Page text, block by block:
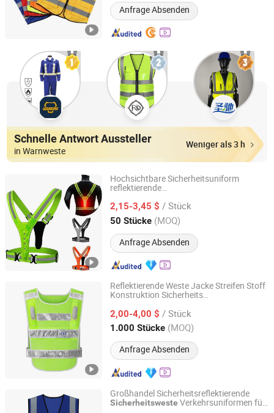
Anfrage Absenden
Schnelle Antwort Aussteller
in Warnweste
Weniger als 3 h
Hochsichtbare Sicherheitsuniform
reflektierende
Weste
2,15-3,45 $ / Stück
50 Stücke (MOQ)
Anfrage Absenden
Xiamen Situ Crafts Co., Ltd.
Fujian, China Seit 2026
Reflektierende Weste Jacke Streifen Stoff
Konstruktion Sicherheits
Arbeits reflektierende Kleidung
2,00-4,00 $ / Stück
1.000 Stücke (MOQ)
Anfrage Absenden
Shandong Safebuild Traffic Facilities Co., Ltd.
Shandong, China Seit 2021
Großhandel Sicherheitsreflektierende
Sicherheitsweste Verkehrsuniformen für
Guangdong Mingyang Garment Industry Co., Ltd.